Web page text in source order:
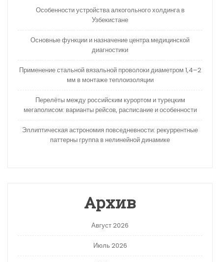
Особенности устройства алкогольного холдинга в
Узбекистане
Основные функции и назначение центра медицинской
диагностики
Применение стальной вязальной проволоки диаметром 1,4–2
мм в монтаже теплоизоляции
Перелёты между российским курортом и турецким
мегаполисом: варианты рейсов, расписание и особенности
Эллиптическая астрономия повседневности: рекуррентные
паттерны группа в нелинейной динамике
Архив
Август 2026
Июль 2026